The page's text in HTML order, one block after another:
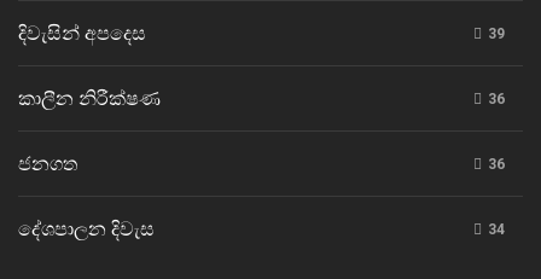
දිවැසින් අපදෙස 39
කාලීන නිරීක්ෂණ 36
ජනගත 36
දේශපාලන දිවැස 34